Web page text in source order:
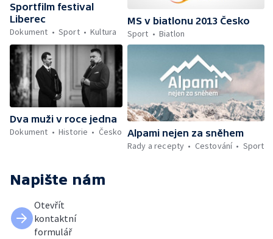
Sportfilm festival
Liberec
Dokument
Sport Kultura
MS v biatlonu 2013 Česko
Sport
Biatlon
Dva muži v roce jedna
Dokument
Historie Česko Alpami nejen za sněhem
Rady a recepty
Cestování Sport
Napište nám
Otevřít
kontaktní
formulář